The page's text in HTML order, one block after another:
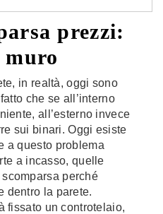
prezzi:
in realtà, oggi sono
che se all’interno
all’esterno invece
sui binari. Oggi esiste
a questo problema
a incasso, quelle
perché
dentro la parete.
fissato un controtelaio,